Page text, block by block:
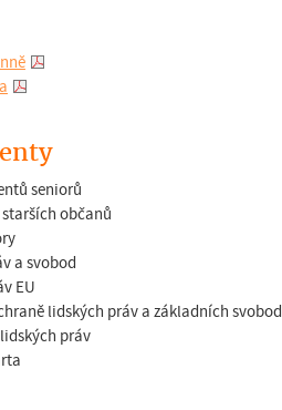
seniorů
občanů
a svobod
EU
lidských práv a základních svobod
práv